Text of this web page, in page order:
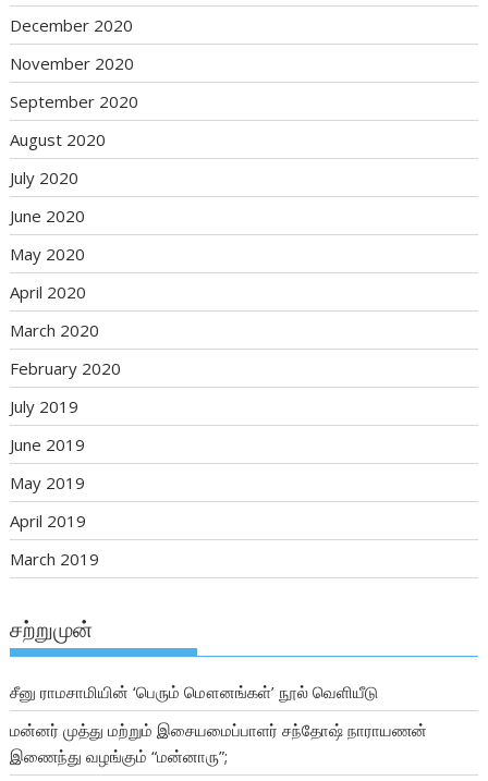
December 2020
November 2020
September 2020
August 2020
July 2020
June 2020
May 2020
April 2020
March 2020
February 2020
July 2019
June 2019
May 2019
April 2019
March 2019
சற்றுமுன்
சீனு ராமசாமியின் ‘பெரும் மௌனங்கள்’ நூல் வெளியீடு
மன்னர் முத்து மற்றும் இசையமைப்பாளர் சந்தோஷ் நாராயணன்
இணைந்து வழங்கும் “மன்னாரு”;